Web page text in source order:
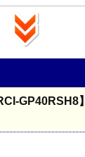
GP40RSH8】